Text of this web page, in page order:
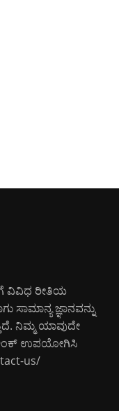
ವಿವಿಧ ರೀತಿಯ
ಜ್ಞಾನವನ್ನು
ನಿಮ್ಮ ಯಾವುದೇ
ಉಪಯೋಗಿಸಿ
us/